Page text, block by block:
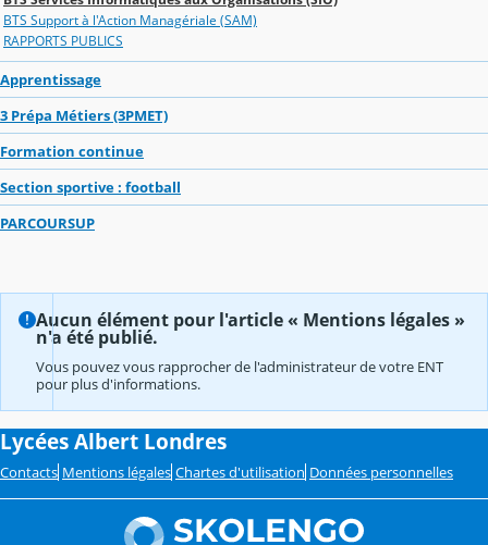
BTS Support à l'Action Managériale (SAM)
RAPPORTS PUBLICS
Apprentissage
3 Prépa Métiers (3PMET)
Formation continue
Section sportive : football
PARCOURSUP
Aucun élément pour l'article « Mentions légales »
n'a été publié.
Vous pouvez vous rapprocher de l'administrateur de votre ENT
pour plus d'informations.
Lycées Albert Londres
Contacts Mentions légales Chartes d'utilisation Données personnelles